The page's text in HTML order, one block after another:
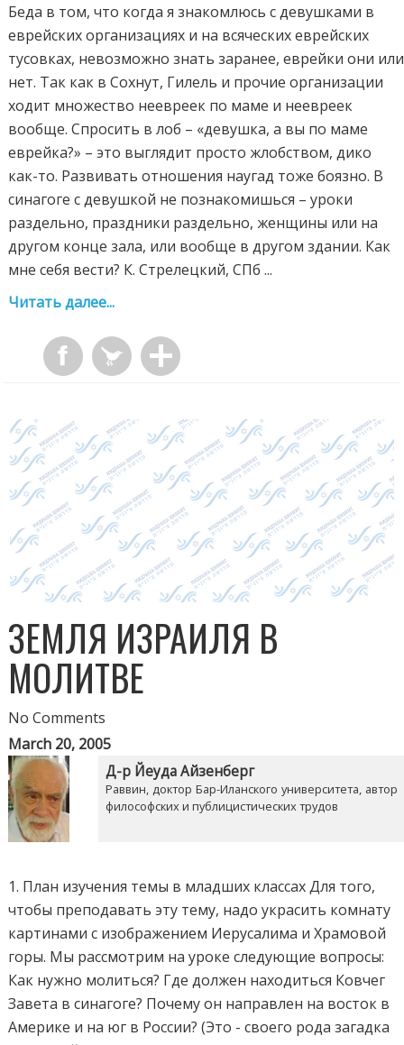
Беда в том, что когда я знакомлюсь с девушками в
еврейских организациях и на всяческих еврейских
тусовках, невозможно знать заранее, еврейки они или
нет. Так как в Сохнут, Гилель и прочие организации
ходит множество неевреек по маме и неевреек
вообще. Спросить в лоб – «девушка, а вы по маме
еврейка?» – это выглядит просто жлобством, дико
как-то. Развивать отношения наугад тоже боязно. В
синагоге с девушкой не познакомишься – уроки
раздельно, праздники раздельно, женщины или на
другом конце зала, или вообще в другом здании. Как
мне себя вести? К. Стрелецкий, СПб ...
Читать далее...
ЗЕМЛЯ ИЗРАИЛЯ В
МОЛИТВЕ
No Comments
March 20, 2005
Д-р Йеуда Айзенберг
Раввин, доктор Бар-Иланского университета, автор
философских и публицистических трудов
1. План изучения темы в младших классах Для того,
чтобы преподавать эту тему, надо украсить комнату
картинами с изображением Иерусалима и Храмовой
горы. Мы рассмотрим на уроке следующие вопросы:
Как нужно молиться? Где должен находиться Ковчег
Завета в синагоге? Почему он направлен на восток в
Америке и на юг в России? (Это - своего рода загадка